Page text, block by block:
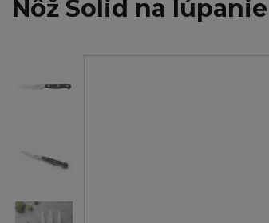
Nôž Solid na